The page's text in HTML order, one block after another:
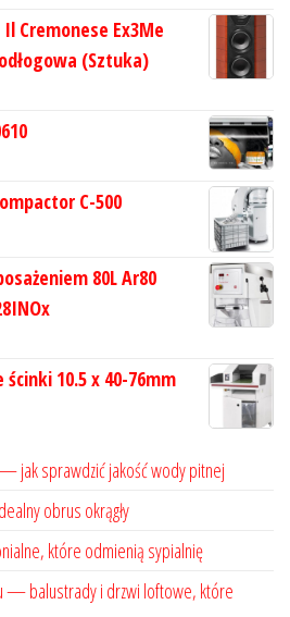
Cremonese Ex3Me
(Sztuka)
C-500
80L Ar80
ścinki 10.5 x 40-76mm
jak sprawdzić jakość wody pitnej
obrus okrągły
które odmienią sypialnię
— balustrady i drzwi loftowe, które